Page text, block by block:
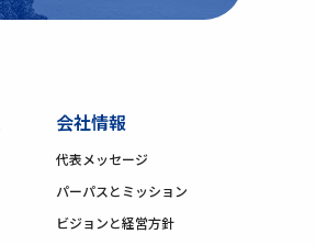
会社情報
代表メッセージ
パーパスとミッション
ビジョンと経営方針